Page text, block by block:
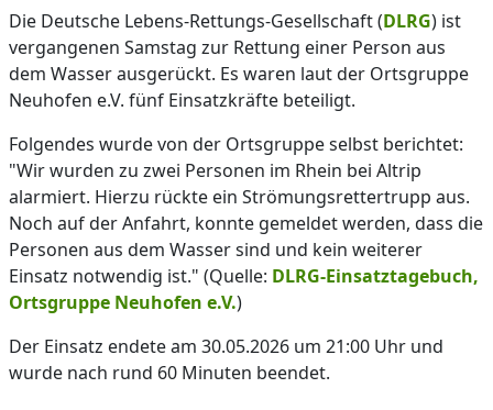
Die Deutsche Lebens-Rettungs-Gesellschaft (DLRG) ist
vergangenen Samstag zur Rettung einer Person aus
dem Wasser ausgerückt. Es waren laut der Ortsgruppe
Neuhofen e.V. fünf Einsatzkräfte beteiligt.
Folgendes wurde von der Ortsgruppe selbst berichtet:
"Wir wurden zu zwei Personen im Rhein bei Altrip
alarmiert. Hierzu rückte ein Strömungsrettertrupp aus.
Noch auf der Anfahrt, konnte gemeldet werden, dass die
Personen aus dem Wasser sind und kein weiterer
Einsatz notwendig ist." (Quelle: DLRG-Einsatztagebuch,
Ortsgruppe Neuhofen e.V.)
Der Einsatz endete am 30.05.2026 um 21:00 Uhr und
wurde nach rund 60 Minuten beendet.